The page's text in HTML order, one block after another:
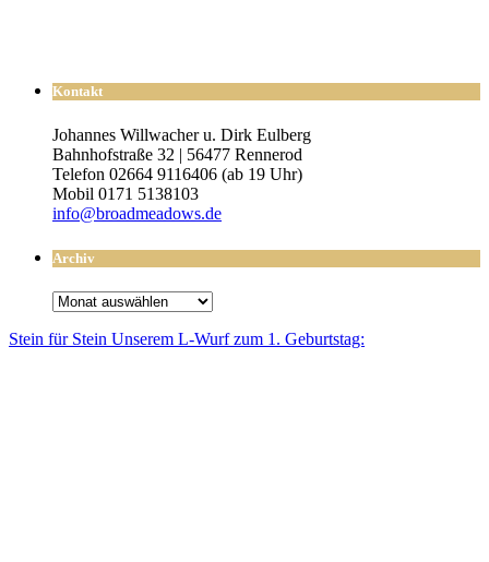
Kontakt
Johannes Willwacher u. Dirk Eulberg
Bahnhofstraße 32 | 56477 Rennerod
Telefon 02664 9116406 (ab 19 Uhr)
Mobil 0171 5138103
info@broadmeadows.de
Archiv
Archiv
Stein für Stein Unse­rem L-Wurf zum 1. Geburtstag: